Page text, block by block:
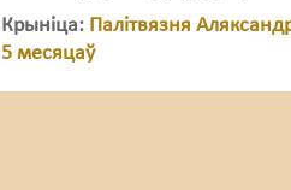
Крыніца: Палітвязня
5 месяцаў